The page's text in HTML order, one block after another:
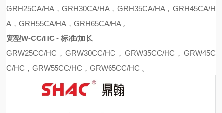
GRH25CA/HA ，GRH30CA/HA ， GRH35CA/HA， GRH45CA/H
A ，GRH55CA/HA ，GRH65CA/HA 。
宽型W-CC/HC - 标准/加长
GRW25CC/HC，GRW30CC/HC ， GRW35CC/HC ， GRW45C
C/HC，GRW55CC/HC ，GRW65CC/HC 。